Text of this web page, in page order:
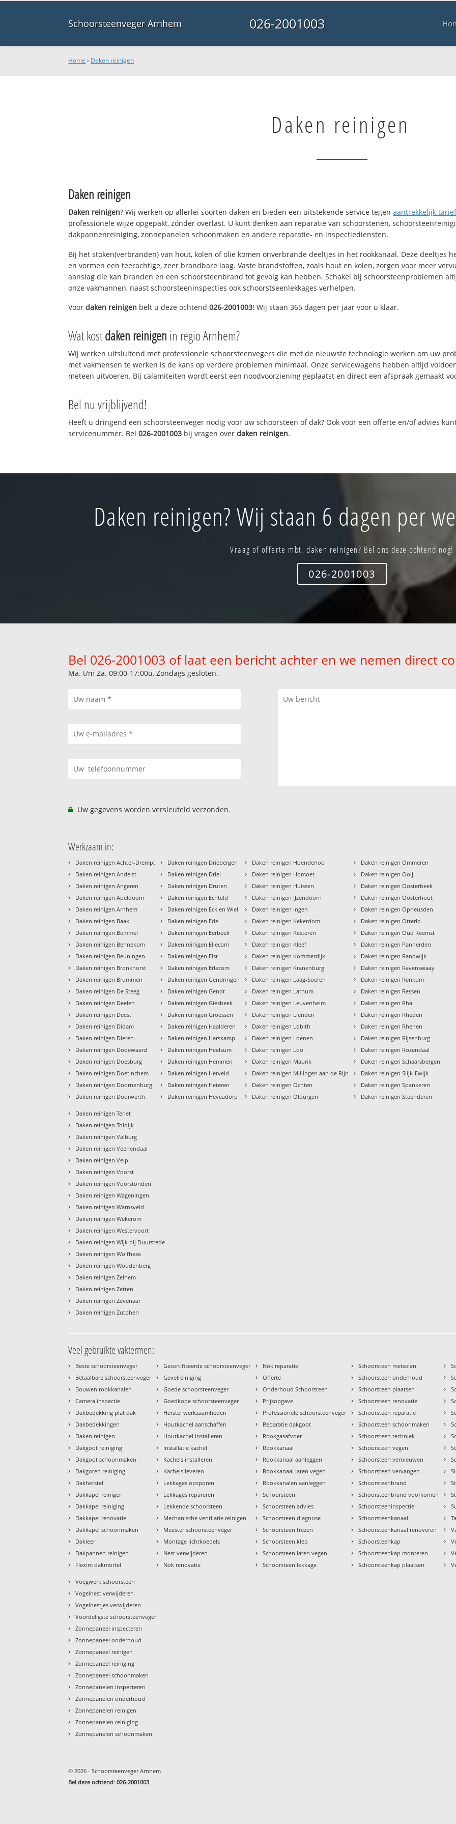
Schoorsteenveger Arnhem 026-2001003
Home › Daken reinigen
Daken reinigen
Daken reinigen
Daken reinigen? Wij werken op allerlei soorten daken en bieden een uitstekende service tegenaantrekkelijk
professionele wijze opgepakt, zónder overlast. U kunt denken aan reparatie van schoorstenen,
dakpannenreiniging, zonnepanelen schoonmaken en andere reparatie- en inspectiediensten.
Bij het stoken(verbranden) van hout, kolen of olie komen onverbrande deeltjes in het rookkanaal. Deze deeltjes
en vormen een teerachtige, zeer brandbare laag. Vaste brandstoffen, zoals hout en kolen, zorgen voor meer
aanslag die kan branden en een schoorsteenbrand tot gevolg kan hebben. Schakel bij schoorsteenproblemen
onze vakmannen, naast schoorsteeninspecties ook schoorstseenlekkages verhelpen.
Voordaken reinigen belt u deze ochtend026-2001003! Wij staan 365 dagen per jaar voor u klaar.
Wat kostdaken reinigen in regio Arnhem?
Wij werken uitsluitend met professionele schoorsteenvegers die met de nieuwste technologie werken om uw
met vakmensen te werken is de kans op verdere problemen minimaal. Onze servicewagens hebben altijd
meteen uitvoeren. Bij calamiteiten wordt eerst een noodvoorziening geplaatst en direct een afspraak gemaakt
Bel nu vrijblijvend!
Heeft u dringend een schoorsteenveger nodig voor uw schoorsteen of dak? Ook voor een offerte en/of advies
servicenummer. Bel026-2001003 bij vragen overdaken reinigen.
Daken reinigen? Wij staan 6 dagen per
Vraag of offerte mbt. daken reinigen? Bel ons deze ochtend nog!
026-2001003
Bel 026-2001003 of laat een bericht achter en we nemen direct
Ma. t/m Za. 09:00-17:00u, Zondags gesloten.
Uw gegevens worden versleuteld verzonden.
Werkzaam in:
› Daken reinigen Achter-Drempt
› Daken reinigen Andelst
› Daken reinigen Angeren
› Daken reinigen Apeldoorn
› Daken reinigen Arnhem
› Daken reinigen Baak
› Daken reinigen Bemmel
› Daken reinigen Bennekom
› Daken reinigen Beuningen
› Daken reinigen Bronkhorst
› Daken reinigen Brummen
› Daken reinigen De Steeg
› Daken reinigen Deelen
› Daken reinigen Deest
› Daken reinigen Didam
› Daken reinigen Dieren
› Daken reinigen Dodewaard
› Daken reinigen Doesburg
› Daken reinigen Doetinchem
› Daken reinigen Doornenburg
› Daken reinigen Doorwerth
› Daken reinigen Driebergen
› Daken reinigen Driel
› Daken reinigen Druten
› Daken reinigen Echteld
› Daken reinigen Eck en Wiel
› Daken reinigen Ede
› Daken reinigen Eerbeek
› Daken reinigen Ellecom
› Daken reinigen Elst
› Daken reinigen Erlecom
› Daken reinigen Gendringen
› Daken reinigen Gendt
› Daken reinigen Giesbeek
› Daken reinigen Groessen
› Daken reinigen Haalderen
› Daken reinigen Harskamp
› Daken reinigen Heelsum
› Daken reinigen Hemmen
› Daken reinigen Herveld
› Daken reinigen Heteren
› Daken reinigen Heveadorp
› Daken reinigen Hoenderloo
› Daken reinigen Homoet
› Daken reinigen Huissen
› Daken reinigen IJzendoorn
› Daken reinigen Ingen
› Daken reinigen Kekerdom
› Daken reinigen Kesteren
› Daken reinigen Kleef
› Daken reinigen Kommerdijk
› Daken reinigen Kranenburg
› Daken reinigen Laag-Soeren
› Daken reinigen Lathum
› Daken reinigen Leuvenheim
› Daken reinigen Lienden
› Daken reinigen Lobith
› Daken reinigen Loenen
› Daken reinigen Loo
› Daken reinigen Maurik
› Daken reinigen Millingen aan de Rijn
› Daken reinigen Ochten
› Daken reinigen Olburgen
› Daken reinigen Ommeren
› Daken reinigen Ooij
› Daken reinigen Oosterbeek
› Daken reinigen Oosterhout
› Daken reinigen Opheusden
› Daken reinigen Otterlo
› Daken reinigen Oud Reemst
› Daken reinigen Pannerden
› Daken reinigen Randwijk
› Daken reinigen Ravenswaay
› Daken reinigen Renkum
› Daken reinigen Ressen
› Daken reinigen Rha
› Daken reinigen Rheden
› Daken reinigen Rhenen
› Daken reinigen Rijsenburg
› Daken reinigen Rozendaal
› Daken reinigen Schaarsbergen
› Daken reinigen Slijk-Ewijk
› Daken reinigen Spankeren
› Daken reinigen Steenderen
› Daken reinigen Terlet
› Daken reinigen Toldijk
› Daken reinigen Valburg
› Daken reinigen Veenendaal
› Daken reinigen Velp
› Daken reinigen Voorst
› Daken reinigen Voorstonden
› Daken reinigen Wageningen
› Daken reinigen Warnsveld
› Daken reinigen Wekerom
› Daken reinigen Westervoort
› Daken reinigen Wijk bij Duurstede
› Daken reinigen Wolfheze
› Daken reinigen Woudenberg
› Daken reinigen Zelhem
› Daken reinigen Zetten
› Daken reinigen Zevenaar
› Daken reinigen Zutphen
Veel gebruikte vaktermen:
› Beste schoorsteenveger
› Betaalbare schoorsteenveger
› Bouwen rookkanalen
› Camera inspectie
› Dakbedekking plat dak
› Dakbedekkingen
› Daken reinigen
› Dakgoot reiniging
› Dakgoot schoonmaken
› Dakgoten reiniging
› Dakherstel
› Dakkapel reinigen
› Dakkapel reiniging
› Dakkapel renovatie
› Dakkapel schoonmaken
› Dakleer
› Dakpannen reinigen
› Flexim dakmortel
› Gecertificeerde schoorsteenveger
› Gevelreiniging
› Goede schoorsteenveger
› Goedkope schoorsteenveger
› Herstel werkzaamheden
› Houtkachel aanschaffen
› Houtkachel installeren
› Installatie kachel
› Kachels installeren
› Kachels leveren
› Lekkages opsporen
› Lekkages repareren
› Lekkende schoorsteen
› Mechanische ventilatie reinigen
› Meester schoorsteenveger
› Montage lichtkoepels
› Nest verwijderen
› Nok renovatie
› Nok reparatie
› Offerte
› Onderhoud Schoorsteen
› Prijsopgave
› Professionele schoorsteenveger
› Reparatie dakgoot
› Rookgasafvoer
› Rookkanaal
› Rookkanaal aanleggen
› Rookkanaal laten vegen
› Rookkanalen aanleggen
› Schoorsteen
› Schoorsteen advies
› Schoorsteen diagnose
› Schoorsteen frezen
› Schoorsteen klep
› Schoorsteen laten vegen
› Schoorsteen lekkage
› Schoorsteen metselen
› Schoorsteen onderhoud
› Schoorsteen plaatsen
› Schoorsteen renovatie
› Schoorsteen reparatie
› Schoorsteen schoonmaken
› Schoorsteen techniek
› Schoorsteen vegen
› Schoorsteen vernieuwen
› Schoorsteen vervangen
› Schoorsteenbrand
› Schoorsteenbrand voorkomen
› Schoorsteeninspectie
› Schoorsteenkanaal
› Schoorsteenkanaal renoveren
› Schoorsteenkap
› Schoorsteenkap monteren
› Schoorsteenkap plaatsen
›
›
›
›
›
›
›
›
›
›
›
›
›
›
›
›
›
›
› Voegwerk schoorsteen
› Vogelnest verwijderen
› Vogelnestjes verwijderen
› Voordeligste schoorsteenveger
› Zonnepaneel inspecteren
› Zonnepaneel onderhoud
› Zonnepaneel reinigen
› Zonnepaneel reiniging
› Zonnepaneel schoonmaken
› Zonnepanelen inspecteren
› Zonnepanelen onderhoud
› Zonnepanelen reinigen
› Zonnepanelen reiniging
› Zonnepanelen schoonmaken
© 2026 - Schoorsteenveger Arnhem
Bel deze ochtend:026-2001003